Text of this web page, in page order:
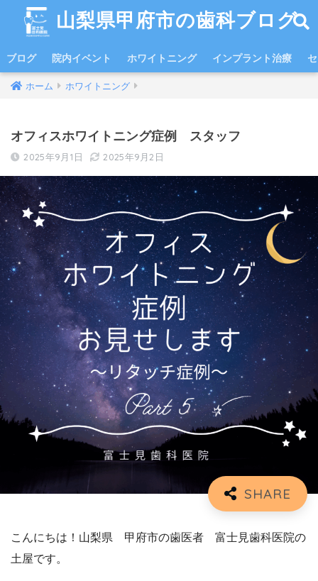
山梨県甲府市の歯科ブログ
ブログ 院内イベント ホワイトニング インプラント治療
ホーム ホワイトニング
オフィスホワイトニング症例 スタッフ
2025年9月1日 2025年9月2日
こんにちは！山梨県 甲府市の歯医者 富士見歯科医院の
土屋です。